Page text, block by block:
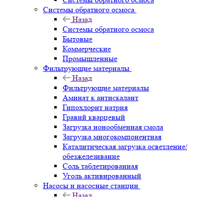
Системы обратного осмоса
Назад
Системы обратного осмоса
Бытовые
Коммерческие
Промышленные
Фильтрующие материалы
Назад
Фильтрующие материалы
Аминат к антискалант
Гипохлорит натрия
Гравий кварцевый
Загрузка ионообменная смола
Загрузка многокомпонентная
Каталитическая загрузка осветление/
обезжелезивание
Соль таблетированная
Уголь активированный
Насосы и насосные станции